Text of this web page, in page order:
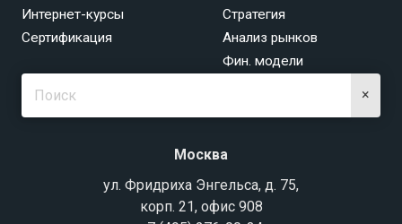
Интернет-курсы
Сертификация
Стратегия
Анализ рынков
Фин. модели
×
Москва
ул. Фридриха Энгельса, д. 75,
корп. 21, офис 908